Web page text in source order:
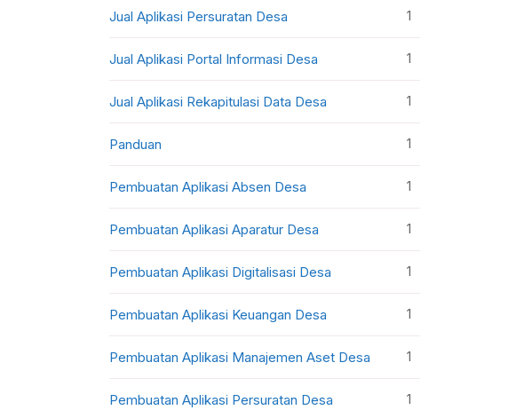
Jual Aplikasi Persuratan Desa 1
Jual Aplikasi Portal Informasi Desa 1
Jual Aplikasi Rekapitulasi Data Desa 1
Panduan 1
Pembuatan Aplikasi Absen Desa 1
Pembuatan Aplikasi Aparatur Desa 1
Pembuatan Aplikasi Digitalisasi Desa 1
Pembuatan Aplikasi Keuangan Desa 1
Pembuatan Aplikasi Manajemen Aset Desa 1
Pembuatan Aplikasi Persuratan Desa 1